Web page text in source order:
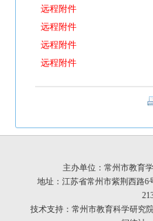
远程附件
远程附件
远程附件
远程附件
主办单位：常州市教育
地址：江苏省常州市紫荆西路6
技术支持：常州市教育科学研究